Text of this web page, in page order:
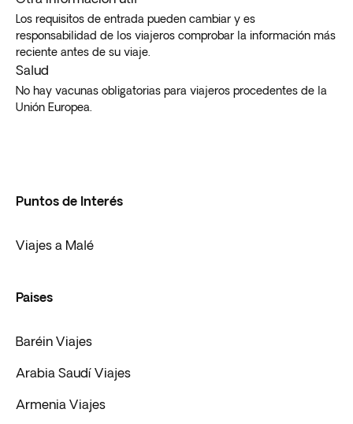
Los requisitos de entrada pueden cambiar y es
responsabilidad de los viajeros comprobar la información más
reciente antes de su viaje.
Salud
No hay vacunas obligatorias para viajeros procedentes de la
Unión Europea.
Puntos de Interés
Viajes a Malé
Paises
Baréin Viajes
Arabia Saudí Viajes
Armenia Viajes